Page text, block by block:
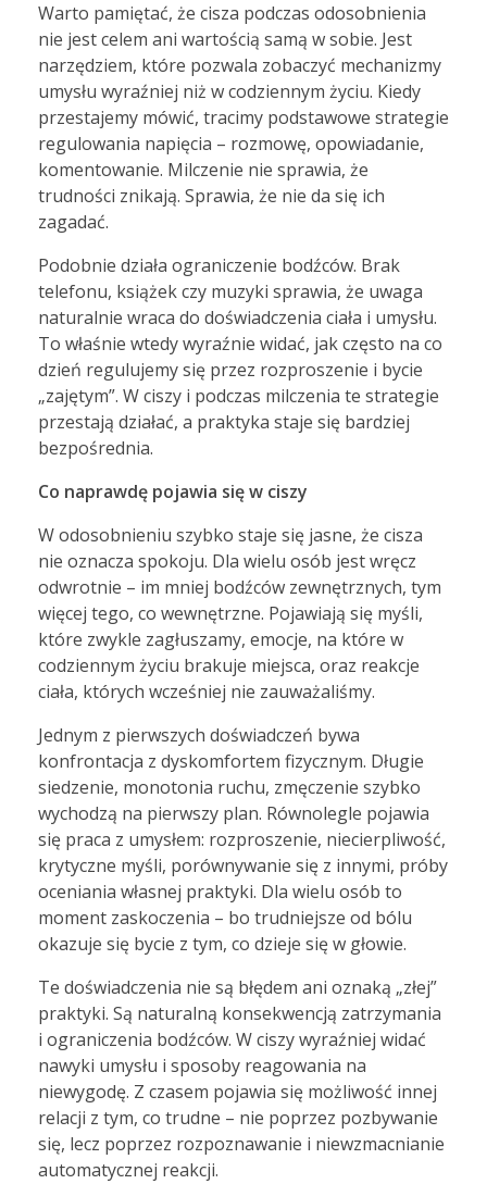
Warto pamiętać, że cisza podczas odosobnienia
nie jest celem ani wartością samą w sobie. Jest
narzędziem, które pozwala zobaczyć mechanizmy
umysłu wyraźniej niż w codziennym życiu. Kiedy
przestajemy mówić, tracimy podstawowe strategie
regulowania napięcia – rozmowę, opowiadanie,
komentowanie. Milczenie nie sprawia, że
trudności znikają. Sprawia, że nie da się ich
zagadać.
Podobnie działa ograniczenie bodźców. Brak
telefonu, książek czy muzyki sprawia, że uwaga
naturalnie wraca do doświadczenia ciała i umysłu.
To właśnie wtedy wyraźnie widać, jak często na co
dzień regulujemy się przez rozproszenie i bycie
„zajętym”. W ciszy i podczas milczenia te strategie
przestają działać, a praktyka staje się bardziej
bezpośrednia.
Co naprawdę pojawia się w ciszy
W odosobnieniu szybko staje się jasne, że cisza
nie oznacza spokoju. Dla wielu osób jest wręcz
odwrotnie – im mniej bodźców zewnętrznych, tym
więcej tego, co wewnętrzne. Pojawiają się myśli,
które zwykle zagłuszamy, emocje, na które w
codziennym życiu brakuje miejsca, oraz reakcje
ciała, których wcześniej nie zauważaliśmy.
Jednym z pierwszych doświadczeń bywa
konfrontacja z dyskomfortem fizycznym. Długie
siedzenie, monotonia ruchu, zmęczenie szybko
wychodzą na pierwszy plan. Równolegle pojawia
się praca z umysłem: rozproszenie, niecierpliwość,
krytyczne myśli, porównywanie się z innymi, próby
oceniania własnej praktyki. Dla wielu osób to
moment zaskoczenia – bo trudniejsze od bólu
okazuje się bycie z tym, co dzieje się w głowie.
Te doświadczenia nie są błędem ani oznaką „złej”
praktyki. Są naturalną konsekwencją zatrzymania
i ograniczenia bodźców. W ciszy wyraźniej widać
nawyki umysłu i sposoby reagowania na
niewygodę. Z czasem pojawia się możliwość innej
relacji z tym, co trudne – nie poprzez pozbywanie
się, lecz poprzez rozpoznawanie i niewzmacnianie
automatycznej reakcji.